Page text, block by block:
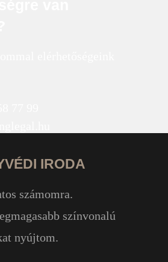
IRODA
számomra.
színvonalú
nyújtom.